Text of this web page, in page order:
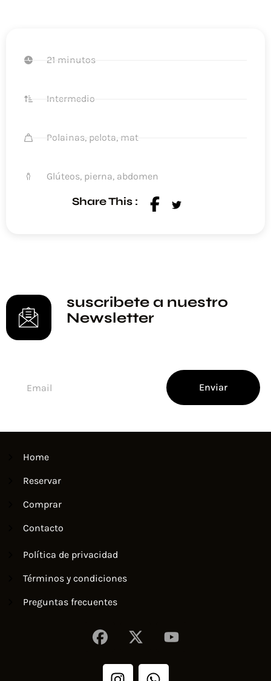
21 minutos
Intermedio
Polainas, pelota, mat
Glúteos, pierna, abdomen
Share This :
suscribete a nuestro
Newsletter
Enviar
Home
Reservar
Comprar
Contacto
Política de privacidad
Términos y condiciones
Preguntas frecuentes